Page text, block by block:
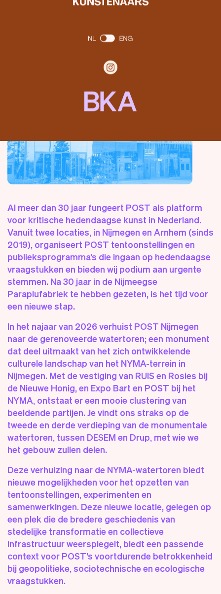
Al meer dan 30 jaar fungeert POST als platform
voor kritische hedendaagse kunst in Nederland.
Vanuit twee locaties, in Nijmegen en Arnhem (sinds
2019), organiseert POST tentoonstellingen en
publieksprogramma’s die ingaan op hedendaagse
vraagstukken en bieden wij podium aan urgente
stemmen. Na 30 jaar in de Nijmeegse
Paraplufabriek te hebben gezeten, is het tijd voor
een nieuwe stap.
In het najaar van 2026 verhuist POST Nijmegen
naar de gerenoveerde watertoren; een monument
dat deel uitmaakt van het zich ontwikkelende
culturele landschap van het NYMA-terrein in
Nijmegen. Met de vestiging van RUIS en Rosies bij
de Nieuwe Honig, en Expo Bart en POST bij het
NYMA, ontstaat er een mooie clustering van
beeldende partijen. Je vindt ons straks op de
tweede en derde verdieping van de monumentale
watertoren, tussen DESEM en Drup, met wie we
het gebouw zullen delen.
Deze verhuizing naar de NYMA-watertoren biedt
nieuwe mogelijkheden voor het opzetten van
tentoonstellingen, experimenten en
samenwerkingen. Deze nieuwe locatie, gelegen op
een plek die de bredere geschiedenis van
stedelijke transformatie en collectieve
infrastructuur weerspiegelt, biedt een passende
context voor POST’s voortdurende betrokkenheid
bij geopolitieke, sociotechnische en ecologische
vraagstukken.